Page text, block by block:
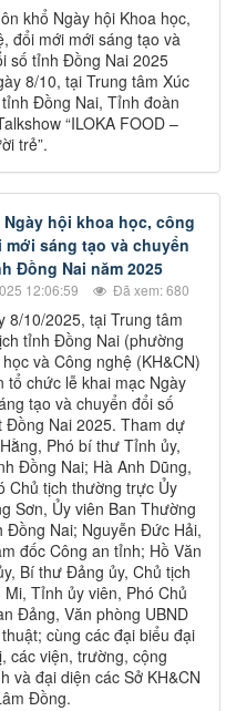
khổ Ngày hội Khoa học,
đổi mới mới sáng tạo và
số tỉnh Đồng Nai 2025
8/10, tại Trung tâm Xúc
Đồng Nai, Tỉnh đoàn
“ILOKA FOOD –
trẻ”.
Ngày hội khoa học, công
mới sáng tạo và chuyển
Đồng Nai năm 2025
12:06:59 Đã xem: 680
8/10/2025, tại Trung tâm
tỉnh Đồng Nai (phường
và Công nghệ (KH&CN)
tổ chức lễ khai mạc Ngày
tạo và chuyển đổi số
Đồng Nai 2025. Tham dự
Phó bí thư Tỉnh ủy,
Đồng Nai; Hà Anh Dũng,
Chủ tịch thường trực Ủy
Sơn, Ủy viên Ban Thường
Đồng Nai; Nguyễn Đức Hải,
đốc Công an tỉnh; Hồ Văn
Bí thư Đảng ủy, Chủ tịch
Tỉnh ủy viên, Phó Chủ
Đảng, Văn phòng UBND
cùng các đại biểu đại
các viện, trường, cộng
và đại diện các Sở KH&CN
Đồng.